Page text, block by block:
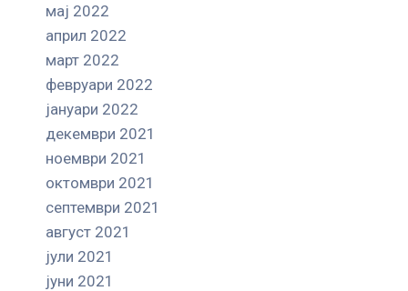
мај 2022
април 2022
март 2022
февруари 2022
јануари 2022
декември 2021
ноември 2021
октомври 2021
септември 2021
август 2021
јули 2021
јуни 2021